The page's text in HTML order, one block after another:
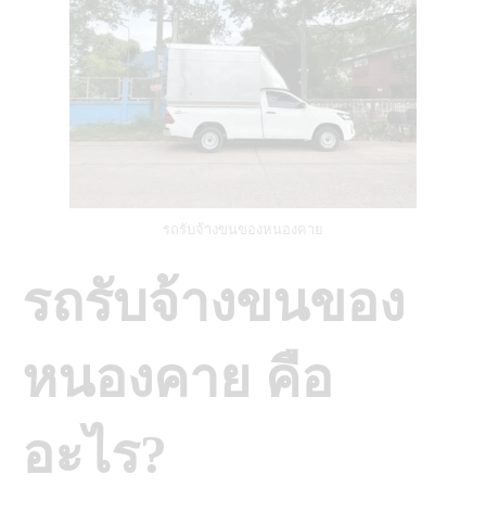
รถรับจ้างขนของหนองคาย
รถรับจ้างขนของ
หนองคาย คือ
อะไร?